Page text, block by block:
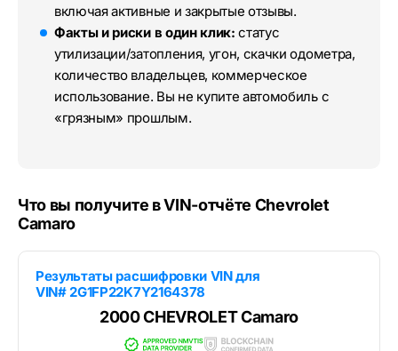
включая активные и закрытые отзывы.
Факты и риски в один клик: статус
утилизации/затопления, угон, скачки одометра,
количество владельцев, коммерческое
использование. Вы не купите автомобиль с
«грязным» прошлым.
Что вы получите в VIN-отчёте Chevrolet
Camaro
Результаты расшифровки VIN для
VIN# 2G1FP22K7Y2164378
2000 CHEVROLET Camaro